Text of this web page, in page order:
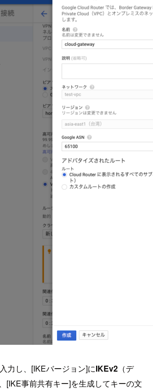
力し、[IKEバージョン]にIKEv2 （デ
[IKE事前共有キー]を生成してキーの文